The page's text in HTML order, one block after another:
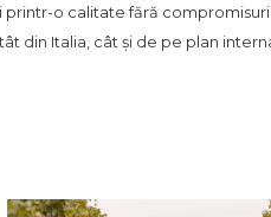
printr-o calitate fără compromisuri
din Italia, cât și de pe plan